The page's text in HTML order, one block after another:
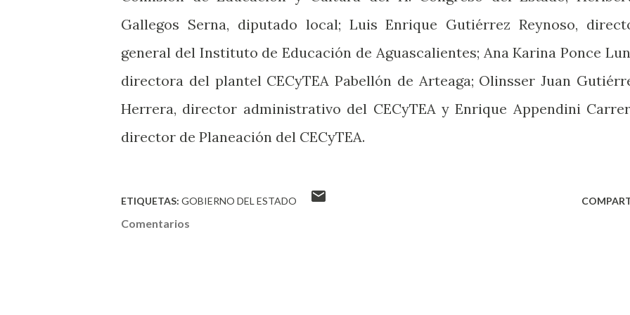
Gallegos Serna, diputado local; Luis Enrique Gutiérrez Reynoso,
general del Instituto de Educación de Aguascalientes; Ana Karina Ponce
directora del plantel CECyTEA Pabellón de Arteaga; Olinsser Juan
Herrera, director administrativo del CECyTEA y Enrique Appendini
director de Planeación del CECyTEA.
ETIQUETAS: GOBIERNO DEL ESTADO
Comentarios